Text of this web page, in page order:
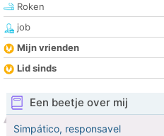
Roken
job
Mijn vrienden
Lid sinds
Een beetje over mij
Simpático, responsavel